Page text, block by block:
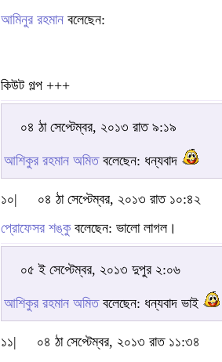
আমিনুর রহমান বলেছেন:
কিউট গল্প +++
০৪ ঠা সেপ্টেম্বর, ২০১৩ রাত ৯:১৯
আশিকুর রহমান অমিতবলেছেন: ধন্যবাদ
১০|
০৪ ঠা সেপ্টেম্বর, ২০১৩ রাত ১০:৪২
প্রোফেসর শঙ্কুবলেছেন: ভালো লাগল।
০৫ ই সেপ্টেম্বর, ২০১৩ দুপুর ২:০৬
আশিকুর রহমান অমিতবলেছেন: ধন্যবাদ ভাই
১১|
০৪ ঠা সেপ্টেম্বর, ২০১৩ রাত ১১:৩৪